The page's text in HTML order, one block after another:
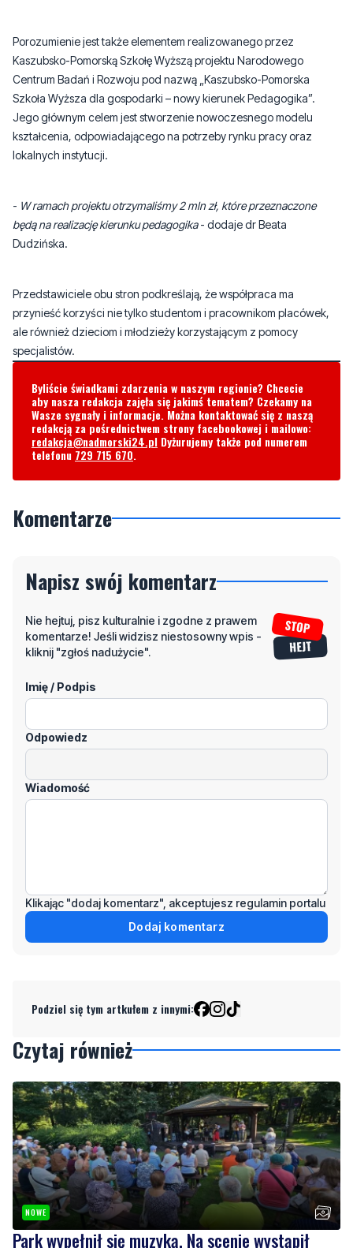
Szkoła Wyższa dla gospodarki – nowy kierunek Pedagogika”.
Jego głównym celem jest stworzenie nowoczesnego modelu
kształcenia, odpowiadającego na potrzeby rynku pracy oraz
lokalnych instytucji.
- W ramach projektu otrzymaliśmy 2 mln zł, które przeznaczone
Przedstawiciele obu stron podkreślają, że współpraca ma
specjalistów.
Byliście świadkami zdarzenia w naszym regionie? Chcecie
aby nasza redakcja zajęła się jakimś tematem? Czekamy na
Wasze sygnały i informacje. Można kontaktować się z naszą
redakcja@nadmorski24.plDyżurujemy także pod numerem
telefonu729 715 670.
Komentarze
Napisz swój komentarz
komentarze! Jeśli widzisz niestosowny wpis -
kliknij "zgłoś nadużycie".
Imię / Podpis
Odpowiedz
Wiadomość
NOWE
Park wypełnił się muzyką. Na scenie wystąpił
zespół Ilia